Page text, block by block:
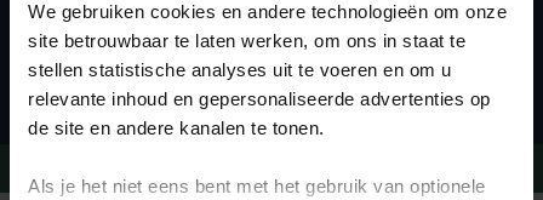
We gebruiken cookies en andere technologieën om onze
site betrouwbaar te laten werken, om ons in staat te
stellen statistische analyses uit te voeren en om u
relevante inhoud en gepersonaliseerde advertenties op
de site en andere kanalen te tonen.
Als je het niet eens bent met het gebruik van optionele
Inschrijven